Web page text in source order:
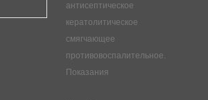
антисептическое
кератолитическое
смягчающее
противовоспалительное.
Показания